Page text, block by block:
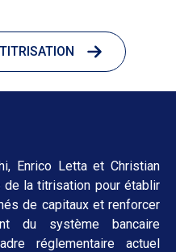
Enrico Letta et Christian
de la titrisation pour établir
de capitaux et renforcer
du système bancaire
réglementaire actuel